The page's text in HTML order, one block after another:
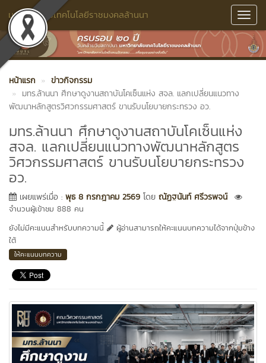
มหาวิทยาลัยเทคโนโลยีราชมงคลล้านนา
หน้าแรก
ข่าวกิจกรรม
มทร.ล้านนา ศึกษาดูงานสถาบันโคเซ็นแห่ง สจล. แลกเปลี่ยนแนวทาง
พัฒนาหลักสูตรวิศวกรรมศาสตร์ ขานรับนโยบายกระทรวง อว.
มทร.ล้านนา ศึกษาดูงานสถาบันโคเซ็นแห่ง
สจล. แลกเปลี่ยนแนวทางพัฒนาหลักสูตร
วิศวกรรมศาสตร์ ขานรับนโยบายกระทรวง
อว.
เผยแพร่เมื่อ : พุธ 8 กรกฎาคม 2569 โดย ณัฏฐนันท์ ศรีวรพจน์
จำนวนผู้เข้าชม 888 คน
ยังไม่มีคะแนนสำหรับบทความนี้
ผู้อ่านสามารถให้คะแนนบทความได้จากปุ่มข้าง
ใต้
ให้คะแนนบทความ